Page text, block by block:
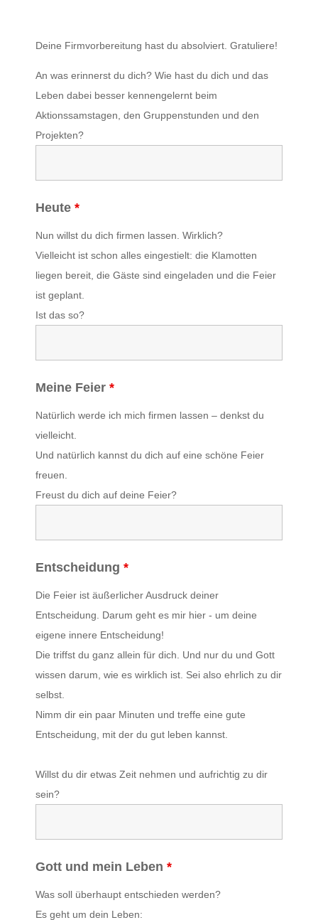
Deine Firmvorbereitung hast du absolviert. Gratuliere!
An was erinnerst du dich? Wie hast du dich und das
Leben dabei besser kennengelernt beim
Aktionssamstagen, den Gruppenstunden und den
Projekten?
Heute *
Nun willst du dich firmen lassen. Wirklich?
Vielleicht ist schon alles eingestielt: die Klamotten
liegen bereit, die Gäste sind eingeladen und die Feier
ist geplant.
Ist das so?
Meine Feier *
Natürlich werde ich mich firmen lassen – denkst du
vielleicht.
Und natürlich kannst du dich auf eine schöne Feier
freuen.
Freust du dich auf deine Feier?
Entscheidung *
Die Feier ist äußerlicher Ausdruck deiner
Entscheidung. Darum geht es mir hier - um deine
eigene innere Entscheidung!
Die triffst du ganz allein für dich. Und nur du und Gott
wissen darum, wie es wirklich ist. Sei also ehrlich zu dir
selbst.
Nimm dir ein paar Minuten und treffe eine gute
Entscheidung, mit der du gut leben kannst.
Willst du dir etwas Zeit nehmen und aufrichtig zu dir
sein?
Gott und mein Leben *
Was soll überhaupt entschieden werden?
Es geht um dein Leben: